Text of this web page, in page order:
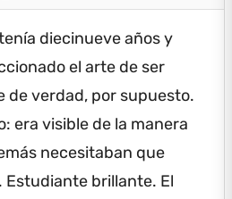
diecinueve años y
el arte de ser
de verdad, por supuesto.
era visible de la manera
necesitaban que
Estudiante brillante. El